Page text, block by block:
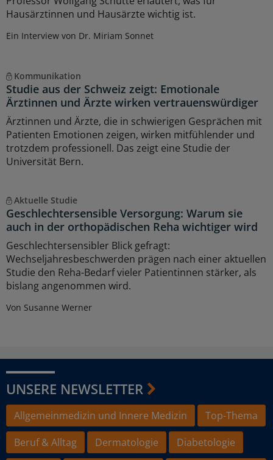
Hausärztinnen und Hausärzte wichtig ist.
Ein Interview von Dr. Miriam Sonnet
Kommunikation
Studie aus der Schweiz zeigt: Emotionale
Ärztinnen und Ärzte wirken vertrauenswürdiger
Ärztinnen und Ärzte, die in schwierigen Gesprächen mit
Patienten Emotionen zeigen, wirken mitfühlender und
trotzdem professionell. Das zeigt eine Studie der
Universität Bern.
Aktuelle Studie
Geschlechtersensible Versorgung: Warum sie
auch in der orthopädischen Reha wichtiger wird
Geschlechtersensibler Blick gefragt:
Wechseljahresbeschwerden prägen nach einer aktuellen
Studie den Reha-Bedarf vieler Patientinnen stärker, als
bislang angenommen wird.
Von Susanne Werner
UNSERE NEWSLETTER
Allgemeinmedizin und Innere Medizin
Top-Thema
Beruf & Alltag
Dermatologie
Diabetologie